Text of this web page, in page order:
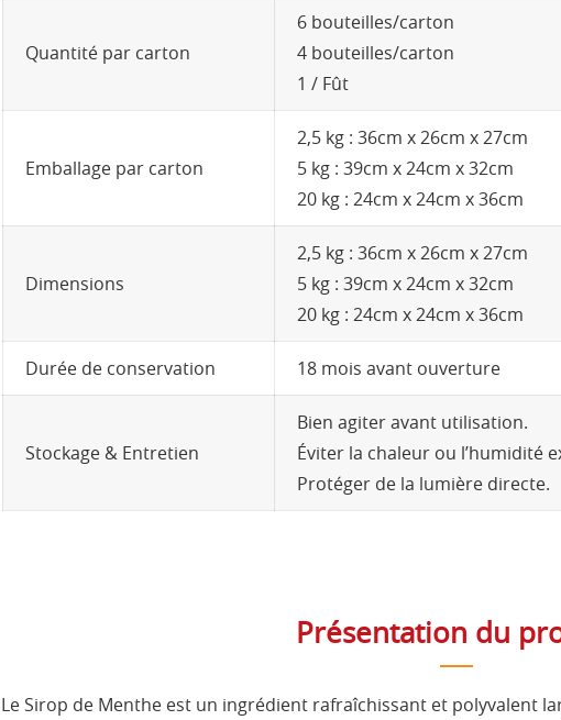
Quantité par carton
6 bouteilles/carton
4 bouteilles/carton
1 / Fût
Emballage par carton
2,5 kg : 36cm x 26cm x 27cm
5 kg : 39cm x 24cm x 32cm
20 kg : 24cm x 24cm x 36cm
Dimensions
2,5 kg : 36cm x 26cm x 27cm
5 kg : 39cm x 24cm x 32cm
20 kg : 24cm x 24cm x 36cm
Durée de conservation 18 mois avant ouverture
Stockage & Entretien
Bien agiter avant utilisation.
Éviter la chaleur ou l’humidité
Protéger de la lumière directe.
Présentation du
Le Sirop de Menthe est un ingrédient rafraîchissant et polyvalent